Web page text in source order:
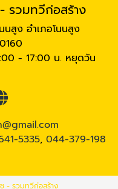
รวมทวีก่อสร้าง
สูง อำเภอโนนสูง
- 17:00 น. หยุดวัน
5335, 044-379-198
- รวมทวีก่อสร้าง